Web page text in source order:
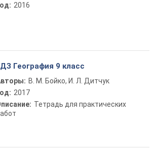
2016
География 9 класс
В. М. Бойко, И. Л. Дитчук
2017
Тетрадь для практических